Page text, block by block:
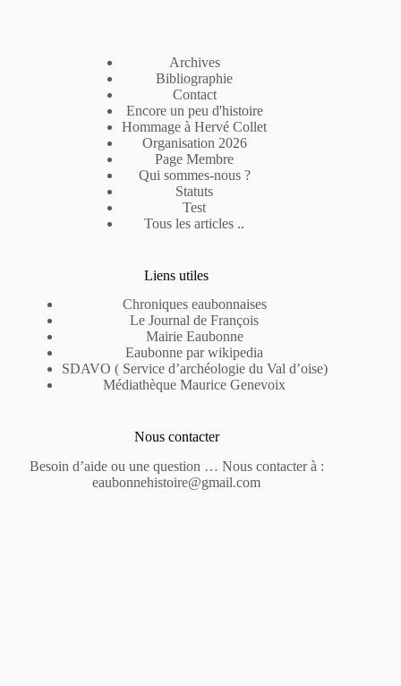
Archives
Bibliographie
Contact
Encore un peu d'histoire
Hommage à Hervé Collet
Organisation 2026
Page Membre
Qui sommes-nous ?
Statuts
Test
Tous les articles ..
Liens utiles
Chroniques eaubonnaises
Le Journal de François
Mairie Eaubonne
Eaubonne par wikipedia
SDAVO ( Service d’archéologie du Val d’oise)
Médiathèque Maurice Genevoix
Nous contacter
Besoin d’aide ou une question … Nous contacter à :
eaubonnehistoire@gmail.com